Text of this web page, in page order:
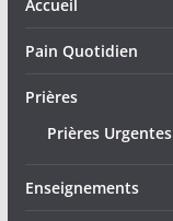
Accueil
Pain Quotidien
Prières
Prières Urgentes
Enseignements